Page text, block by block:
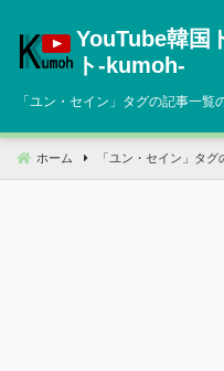
へ
動
YouTube韓国
ト‐kumoh‐
「 ユン・セイン 」タグの記事一覧
ホーム 「 ユン・セイン 」タグ